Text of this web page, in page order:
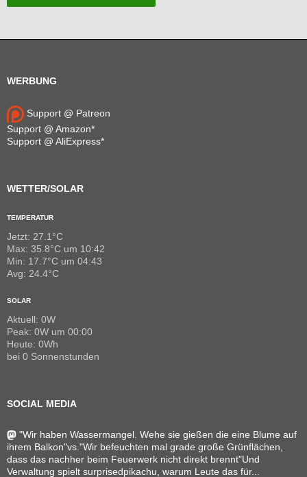
WERBUNG
Support @ Patreon
Support @ Amazon*
Support @ AliExpress*
WETTER/SOLAR
TEMPERATUR
Jetzt: 27.1°C
Max: 35.8°C um 10:42
Min: 17.7°C um 04:43
Avg: 24.4°C
SOLAR
Aktuell: 0W
Peak: 0W um 00:00
Heute: 0Wh
bei 0 Sonnenstunden
SOCIAL MEDIA
"Wir haben Wassermangel. Wehe sie gießen die eine Blume auf
ihrem Balkon"vs."Wir befeuchten mal grade große Grünflächen,
dass das nachher beim Feuerwerk nicht direkt brennt"Und
Verwaltung spielt surprisedpikachu, warum Leute das für...